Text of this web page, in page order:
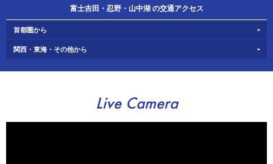
富士吉田・忍野・山中湖 の交通アクセス
首都圏から
関西・東海・その他から
Live Camera